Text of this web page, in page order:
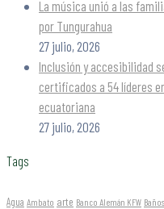
La música unió a las
por Tungurahua
27 julio, 2026
Inclusión y accesibilidad
certificados a 54 líderes
ecuatoriana
27 julio, 2026
Tags
Agua Ambato arte Banco Alemán KFW